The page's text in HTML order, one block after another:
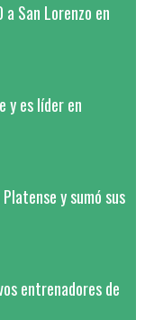
San Lorenzo en
y es líder en
y sumó sus
entrenadores de